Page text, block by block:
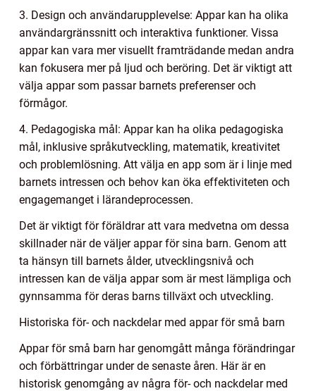
3. Design och användarupplevelse: Appar kan ha olika
användargränssnitt och interaktiva funktioner. Vissa
appar kan vara mer visuellt framträdande medan andra
kan fokusera mer på ljud och beröring. Det är viktigt att
välja appar som passar barnets preferenser och
förmågor.
4. Pedagogiska mål: Appar kan ha olika pedagogiska
mål, inklusive språkutveckling, matematik, kreativitet
och problemlösning. Att välja en app som är i linje med
barnets intressen och behov kan öka effektiviteten och
engagemanget i lärandeprocessen.
Det är viktigt för föräldrar att vara medvetna om dessa
skillnader när de väljer appar för sina barn. Genom att
ta hänsyn till barnets ålder, utvecklingsnivå och
intressen kan de välja appar som är mest lämpliga och
gynnsamma för deras barns tillväxt och utveckling.
Historiska för- och nackdelar med appar för små barn
Appar för små barn har genomgått många förändringar
och förbättringar under de senaste åren. Här är en
historisk genomgång av några för- och nackdelar med